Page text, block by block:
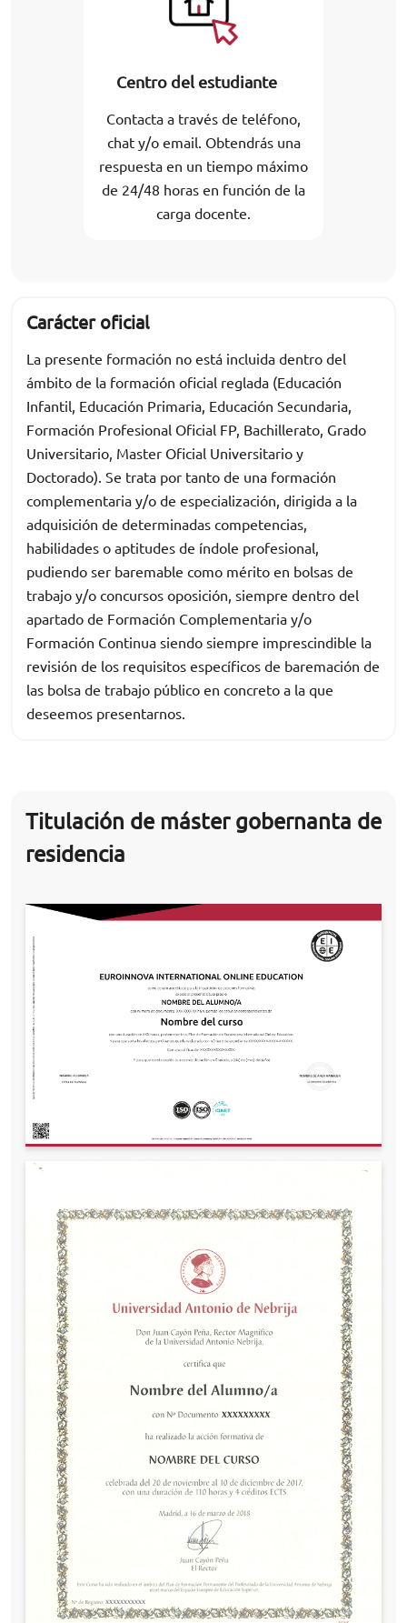
Centro del estudiante
Contacta a través de teléfono,
chat y/o email. Obtendrás una
respuesta en un tiempo máximo
de 24/48 horas en función de la
carga docente.
Carácter oficial
La presente formación no está incluida dentro del
ámbito de la formación oficial reglada (Educación
Infantil, Educación Primaria, Educación Secundaria,
Formación Profesional Oficial FP, Bachillerato, Grado
Universitario, Master Oficial Universitario y
Doctorado). Se trata por tanto de una formación
complementaria y/o de especialización, dirigida a la
adquisición de determinadas competencias,
habilidades o aptitudes de índole profesional,
pudiendo ser baremable como mérito en bolsas de
trabajo y/o concursos oposición, siempre dentro del
apartado de Formación Complementaria y/o
Formación Continua siendo siempre imprescindible la
revisión de los requisitos específicos de baremación de
las bolsa de trabajo público en concreto a la que
deseemos presentarnos.
Titulación de máster gobernanta de
residencia